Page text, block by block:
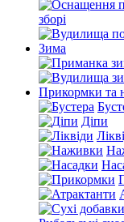
зборі
Зима
Прикормки та
Діпи